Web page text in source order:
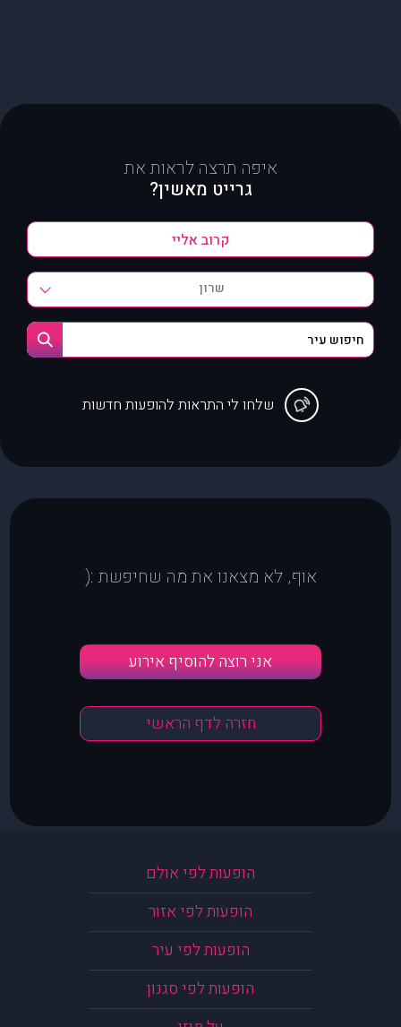
איפה תרצה לראות את
גרייט מאשין?
שרון
שלחו לי התראות להופעות חדשות
אוף, לא מצאנו את מה שחיפשת :(
אני רוצה להוסיף אירוע
חזרה לדף הראשי
הופעות לפי אולם
הופעות לפי אזור
הופעות לפי עיר
הופעות לפי סגנון